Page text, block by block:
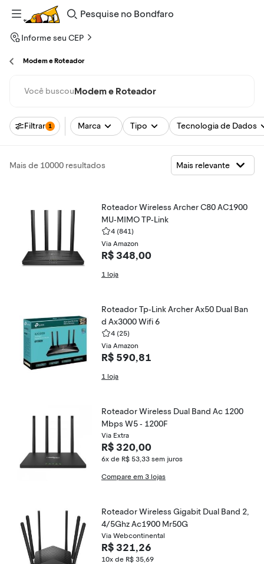
Pesquise
Bondfaro
Informe seu CEP
Modem e Roteador
Você buscouModem e Roteador
Filtrar 1 Marca Tipo Tecnologia de Dados
Mais de 10000 resultados
Roteador Wireless Archer C80 AC1900
MU-MIMO TP-Link
4 (841)
Via Amazon
R$ 348,00
1 loja
Roteador Tp-Link Archer Ax50 Dual Ban
d Ax3000 Wifi 6
4 (25)
Via Amazon
R$ 590,81
1 loja
Roteador Wireless Dual Band Ac 1200
Mbps W5 - 1200F
Via Extra
R$ 320,00
6x de R$ 53,33 sem juros
Compare em 3 lojas
Roteador Wireless Gigabit Dual Band 2,
4/5Ghz Ac1900 Mr50G
Via Webcontinental
R$ 321,26
10x de R$ 35,69